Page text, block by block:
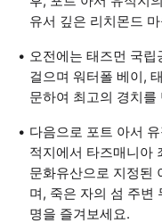
유서 깊은 리치몬드
오전에는 태즈먼 국
걸으며 워터폴 베이,
문하여 최고의 경치를
다음으로 포트 아서
적지에서 타즈매니아
문화유산으로 지정된
며, 죽은 자의 섬 주변
명을 즐겨보세요.